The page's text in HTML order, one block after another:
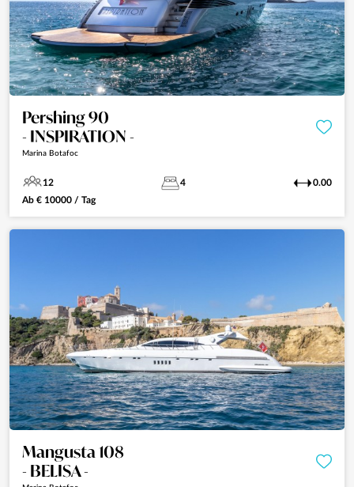
Pershing 90
- INSPIRATION -
Marina Botafoc
12 4
0.00
Ab € 10000 / Tag
Mangusta 108
- BELISA -